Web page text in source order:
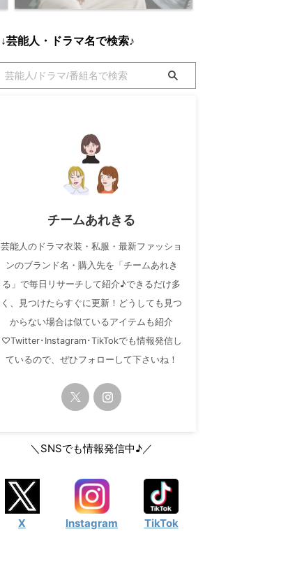
↓芸能人・ドラマ名で検索♪
チームあれきる
芸能人のドラマ衣装・私服・最新ファッショ
ンのブランド名・購入先を「チームあれき
る」で毎日リサーチして紹介♪できるだけ多
く、見つけたらすぐに更新！どうしても見つ
からない場合は似ているアイテムも紹介
♡Twitter･Instagram･TikTokでも情報発信し
ているので、ぜひフォローして下さいね！
＼SNSでも情報発信中♪／
X Instagram TikTok